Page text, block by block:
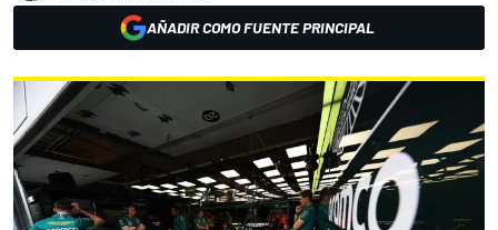
AÑADIR COMO FUENTE PRINCIPAL